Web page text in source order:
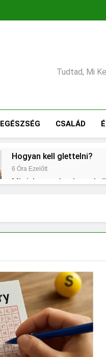
Tudtad, Mi
EGÉSZSÉG CSALÁD
Hogyan kell glettelni?
6 Óra Ezelőtt
Mit jelent a thm hogy
Mikor kell tetőt cserélni?